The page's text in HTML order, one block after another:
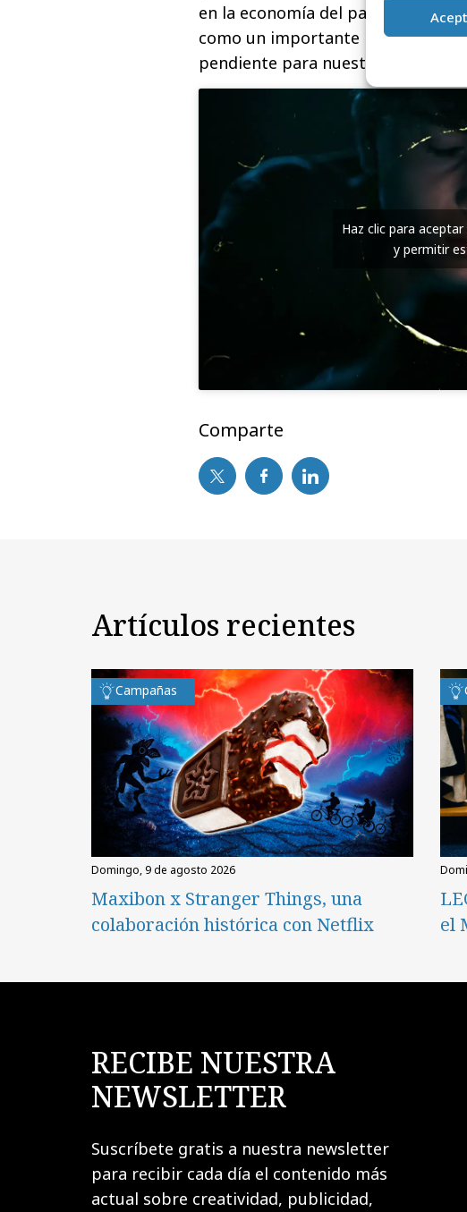
en la economía del país. Todo
como un importante problema de
pendiente para nuestro sistema
Haz clic para
y permitir
Comparte
Artículos recientes
Campañas
domingo, 9 de agosto 2026
Maxibon x Stranger Things, una
colaboración histórica con Netflix
el
RECIBE NUESTRA
NEWSLETTER
Suscríbete gratis a nuestra newsletter
para recibir cada día el contenido más
actual sobre creatividad, publicidad,